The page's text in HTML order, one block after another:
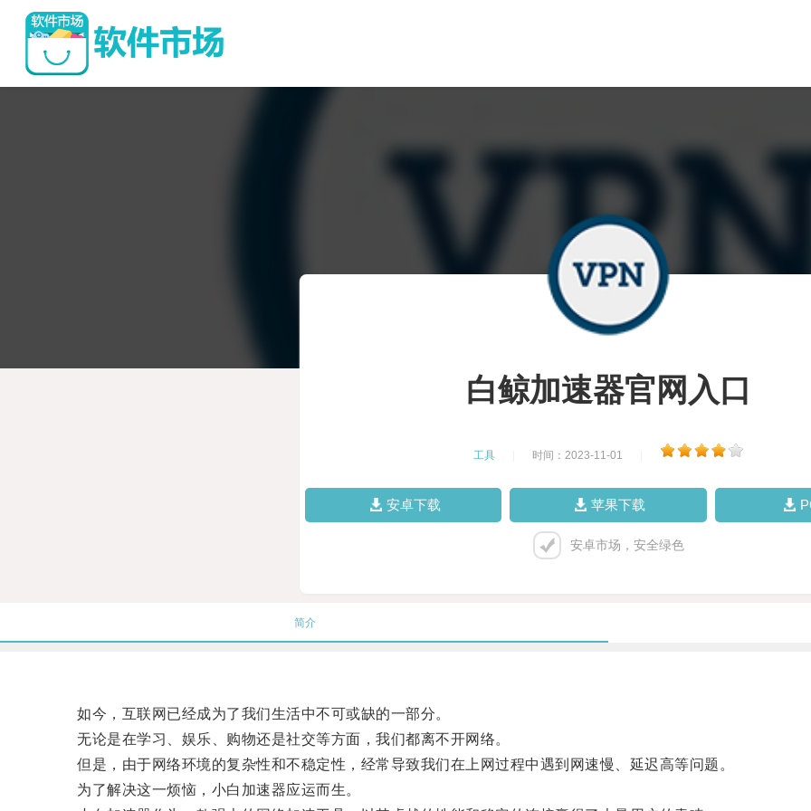
白鲸加速器官网入口
工具 时间：2023-11-01
安卓下载 苹果下载
安卓市场，安全绿色
简介
如今，互联网已经成为了我们生活中不可或缺的一部分。
无论是在学习、娱乐、购物还是社交等方面，我们都离不开网络。
但是，由于网络环境的复杂性和不稳定性，经常导致我们在上网过程中遇到网速慢、延迟高等问题。
为了解决这一烦恼，小白加速器应运而生。